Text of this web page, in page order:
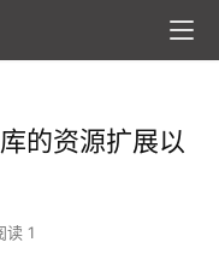
的资源扩展以
读 1